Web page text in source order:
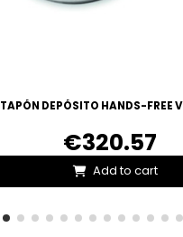
TAPÓN DEPÓSITO HANDS-FREE
€320.57
Add to cart